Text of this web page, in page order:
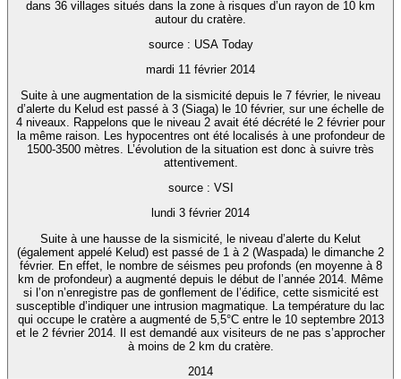
dans 36 villages situés dans la zone à risques d’un rayon de 10 km
autour du cratère.
source : USA Today
mardi 11 février 2014
Suite à une augmentation de la sismicité depuis le 7 février, le niveau
d’alerte du Kelud est passé à 3 (Siaga) le 10 février, sur une échelle de
4 niveaux. Rappelons que le niveau 2 avait été décrété le 2 février pour
la même raison. Les hypocentres ont été localisés à une profondeur de
1500-3500 mètres. L’évolution de la situation est donc à suivre très
attentivement.
source : VSI
lundi 3 février 2014
Suite à une hausse de la sismicité, le niveau d’alerte du Kelut
(également appelé Kelud) est passé de 1 à 2 (Waspada) le dimanche 2
février. En effet, le nombre de séismes peu profonds (en moyenne à 8
km de profondeur) a augmenté depuis le début de l’année 2014. Même
si l’on n’enregistre pas de gonflement de l’édifice, cette sismicité est
susceptible d’indiquer une intrusion magmatique. La température du lac
qui occupe le cratère a augmenté de 5,5°C entre le 10 septembre 2013
et le 2 février 2014. Il est demandé aux visiteurs de ne pas s’approcher
à moins de 2 km du cratère.
2014